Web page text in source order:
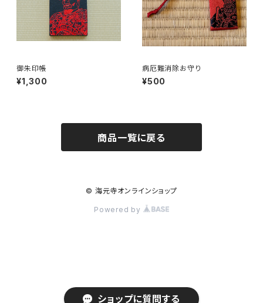
ショップに質問する
御朱印帳
¥1,300
病厄難消除お守り
¥500
商品一覧に戻る
© 海元寺オンラインショップ
Powered by